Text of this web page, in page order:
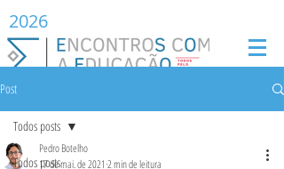
2026
Post
Todos posts
Todos posts
Pedro Botelho
17 de mai. de 2021 2 min de leitura